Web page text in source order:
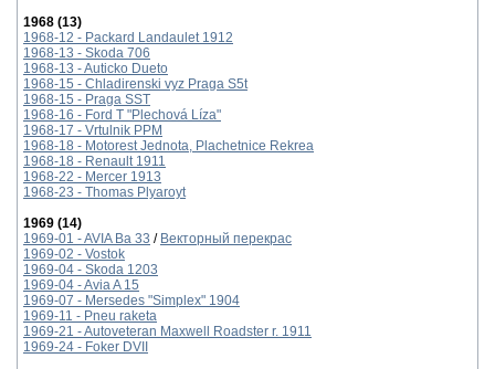
1968 (13)
1968-12 - Packard Landaulet 1912
1968-13 - Skoda 706
1968-13 - Auticko Dueto
1968-15 - Chladirenski vyz Praga S5t
1968-15 - Рraga SST
1968-16 - Ford T "Plechová Líza"
1968-17 - Vrtulnik PPM
1968-18 - Motorest Jednota, Plachetnice Rekrea
1968-18 - Renault 1911
1968-22 - Mercer 1913
1968-23 - Thomas Plyaroyt
1969 (14)
1969-01 - AVIA Ba 33 / Векторный перекрас
1969-02 - Vostok
1969-04 - Skoda 1203
1969-04 - Avia A 15
1969-07 - Mersedes "Simplex" 1904
1969-11 - Pneu raketa
1969-21 - Autoveteran Maxwell Roadster r. 1911
1969-24 - Foker DVII